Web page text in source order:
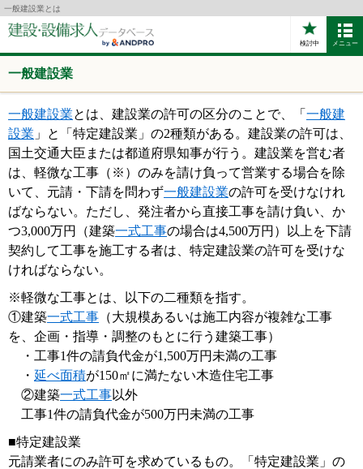
一般建設業とは
検討中 メニュー
一般建設業
一般建設業とは、建設業の許可の区分のことで、「 一般建
設業 」と「特定建設業」の2種類がある。建設業の許可は、
国土交通大臣または都道府県知事が行う。建設業を営む者
は、軽微な工事（※）のみを請け負って営業する場合を除
いて、元請・下請を問わず一般建設業の許可を受けなけれ
ばならない。ただし、発注者から直接工事を請け負い、か
つ3,000万円（建築一式工事の場合は4,500万円）以上を下請
契約して工事を施工する者は、特定建設業の許可を受けな
ければならない。
※軽微な工事とは、以下の二種類を指す。
①建築一式工事 （大規模あるいは施工内容が複雑な工事
を、企画・指導・調整のもとに行う建築工事）
・工事1件の請負代金が1,500万円未満の工事
・ 延べ面積が150㎡に満たない木造住宅工事
②建築一式工事以外
工事1件の請負代金が500万円未満の工事
■特定建設業
元請業者にのみ許可を求めているもの。「特定建設業」の